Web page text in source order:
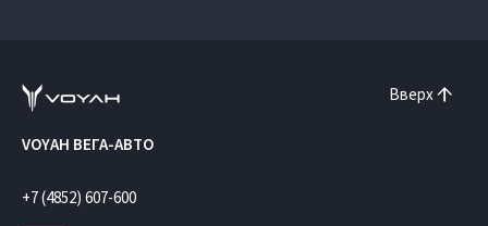
Вверх
VOYAH ВЕГА-АВТО
+7 (4852) 607-600